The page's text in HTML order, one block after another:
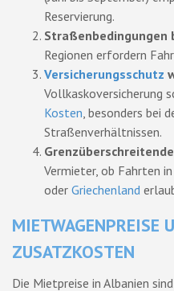
Reservierung.
Straßenbedingungen
Regionen erfordern
Versicherungsschutz
Vollkaskoversicherung
Kosten, besonders bei
Straßenverhältnissen.
Vermieter, ob Fahrten
oder Griechenland
MIETWAGENPREISE
ZUSATZKOSTEN
Die Mietpreise in Albanien